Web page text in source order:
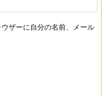
ザーに自分の名前、メール